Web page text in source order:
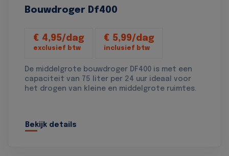
Bouwdroger Df400
€ 4,95/dag
exclusief btw
€ 5,99/dag
inclusief btw
De middelgrote bouwdroger DF400 is met een
capaciteit van 75 liter per 24 uur ideaal voor
het drogen van kleine en middelgrote ruimtes.
Bekijk details